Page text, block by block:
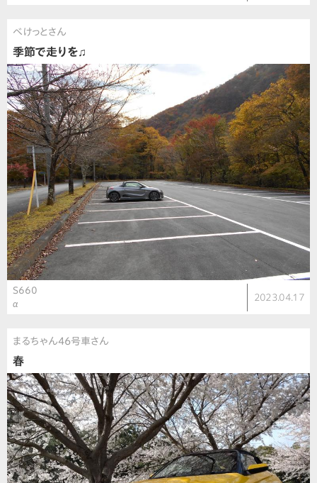
べけっとさん
季節で走りを♫
S660
α
2023.04.17
まるちゃん46号車さん
春